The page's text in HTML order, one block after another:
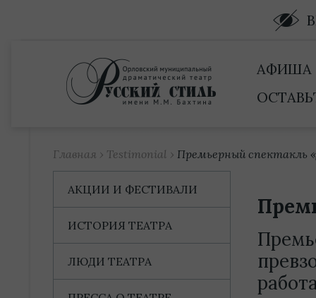
АФИША
Главная › Testimonial › Премьерный спектакль
АКЦИИ И ФЕСТИВАЛИ
ИСТОРИЯ ТЕАТРА
ЛЮДИ ТЕАТРА